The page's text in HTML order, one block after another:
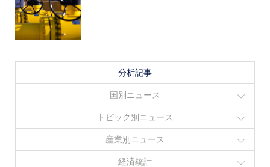
分析記事
国別ニュース
トピック別ニュース
産業別ニュース
経済統計